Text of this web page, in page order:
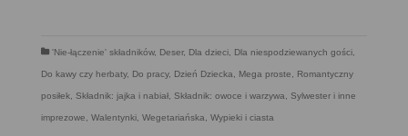
'Nie-łączenie' składników, Deser, Dla dzieci Dla niespodziewanych gości
Do kawy czy herbaty, Do pracy, Dzień Dziecka Mega proste Romantyczny
posiłek Składnik: jajka i nabiał Składnik: owoce i warzywa Sylwester i inne
imprezowe Walentynki Wegetariańska Wypieki i ciasta